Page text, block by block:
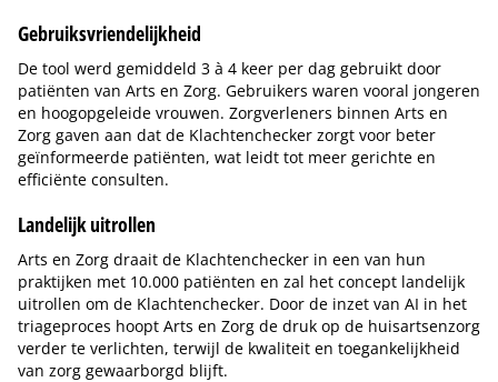
Gebruiksvriendelijkheid
De tool werd gemiddeld 3 à 4 keer per dag gebruikt door
patiënten van Arts en Zorg. Gebruikers waren vooral jongeren
en hoogopgeleide vrouwen. Zorgverleners binnen Arts en
Zorg gaven aan dat de Klachtenchecker zorgt voor beter
geïnformeerde patiënten, wat leidt tot meer gerichte en
efficiënte consulten.
Landelijk uitrollen
Arts en Zorg draait de Klachtenchecker in een van hun
praktijken met 10.000 patiënten en zal het concept landelijk
uitrollen om de Klachtenchecker. Door de inzet van AI in het
triageproces hoopt Arts en Zorg de druk op de huisartsenzorg
verder te verlichten, terwijl de kwaliteit en toegankelijkheid
van zorg gewaarborgd blijft.